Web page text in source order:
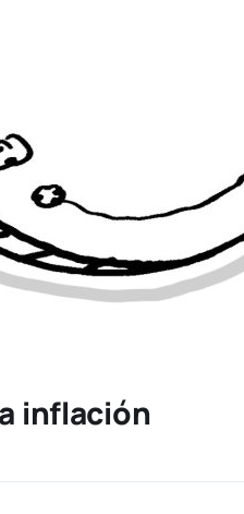
inflación